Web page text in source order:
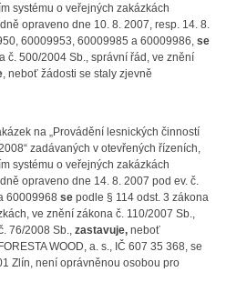
systému o veřejných zakázkách
opraveno dne 10. 8. 2007, resp. 14. 8.
60009953, 60009985 a 60009986, se
500/2004 Sb., správní řád, ve znění
, neboť žádosti se staly zjevně
na „Provádění lesnických činností
zadávaných v otevřených řízeních,
systému o veřejných zakázkách
opraveno dne 14. 8. 2007 pod ev. č.
60009968 sepodle § 114 odst. 3 zákona
ve znění zákona č. 110/2007 Sb.,
76/2008 Sb., zastavuje, neboť
WOOD, a. s., IČ 607 35 368, se
Zlín, není oprávněnou osobou pro